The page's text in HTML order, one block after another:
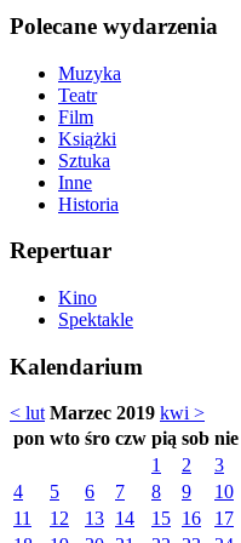
Polecane wydarzenia
Muzyka
Teatr
Film
Książki
Sztuka
Inne
Historia
Repertuar
Kino
Spektakle
Kalendarium
< lut Marzec 2019 kwi >
pon wto śro czw pią sob nie
1
2
3
4
5 6 7 8 9
10
11
12 13 14 15 16
17